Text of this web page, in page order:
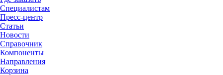
Специалистам
Пресс-центр
Статьи
Новости
Справочник
Компоненты
Направления
Корзина